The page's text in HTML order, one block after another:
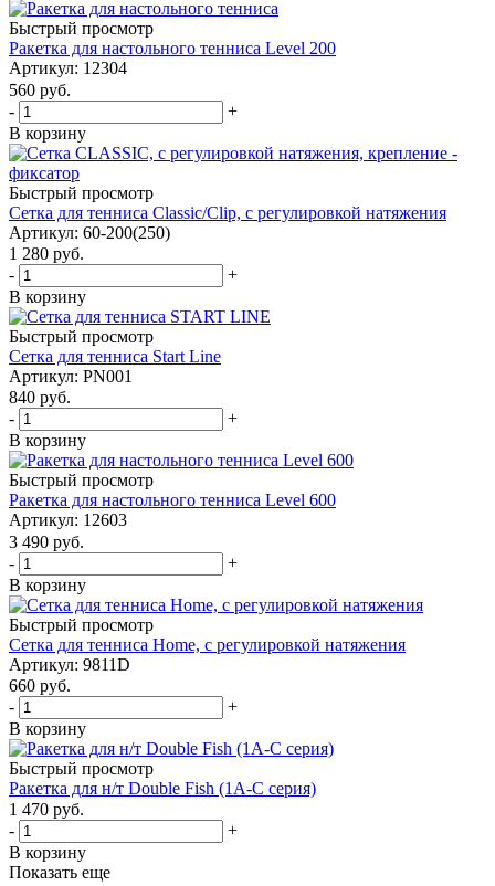
Быстрый просмотр
Ракетка для настольного тенниса Level 200
Артикул: 12304
560 руб.
-
+
В корзину
Быстрый просмотр
Cетка для тенниса Classic/Clip, с регулировкой натяжения
Артикул: 60-200(250)
1 280 руб.
-
+
В корзину
Быстрый просмотр
Cетка для тенниса Start Line
Артикул: PN001
840 руб.
-
+
В корзину
Быстрый просмотр
Ракетка для настольного тенниса Level 600
Артикул: 12603
3 490 руб.
-
+
В корзину
Быстрый просмотр
Cетка для тенниса Home, с регулировкой натяжения
Артикул: 9811D
660 руб.
-
+
В корзину
Быстрый просмотр
Ракетка для н/т Double Fish (1А-С серия)
1 470 руб.
-
+
В корзину
Показать еще